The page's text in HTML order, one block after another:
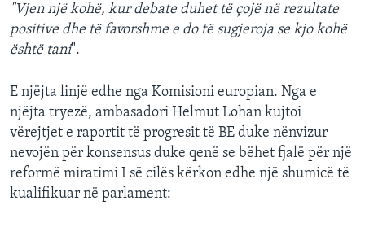
"Vjen një kohë, kur debate duhet të çojë në rezultate
positive dhe të favorshme e do të sugjeroja se kjo kohë
është tani".
E njëjta linjë edhe nga Komisioni europian. Nga e
njëjta tryezë, ambasadori Helmut Lohan kujtoi
vërejtjet e raportit të progresit të BE duke nënvizur
nevojën për konsensus duke qenë se bëhet fjalë për një
reformë miratimi I së cilës kërkon edhe një shumicë të
kualifikuar në parlament: